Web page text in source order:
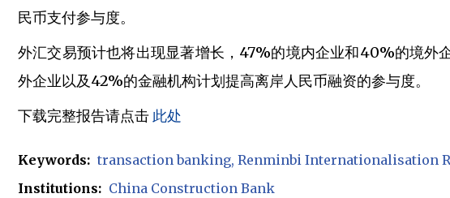
民币支付参与度。
外汇交易预计也将出现显著增长，47%的境内企业和40%的境外
外企业以及42%的金融机构计划提高离岸人民币融资的参与度。
下载完整报告请点击 此处
Keywords: transaction banking Renminbi Internationalisation
Institutions: China Construction Bank